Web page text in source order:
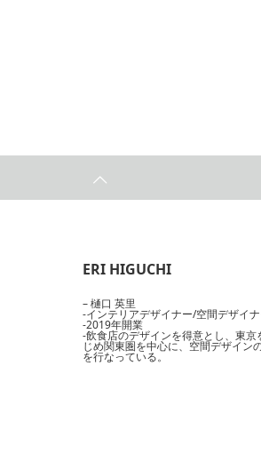
ERI HIGUCHI
– 樋口 英里
-インテリアデザイナー/空間デザイ
-2019年開業
-飲食店のデザインを得意とし、東京
じめ関東圏を中心に、空間デザイン
を行なっている。